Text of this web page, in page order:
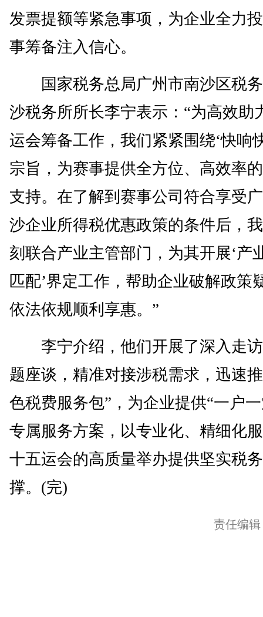
发票提额等紧急事项，为企业全力
事筹备注入信心。
国家税务总局广州市南沙区税
沙税务所所长李宁表示：“为高效助
运会筹备工作，我们紧紧围绕‘快响
宗旨，为赛事提供全方位、高效率
支持。在了解到赛事公司符合享受
沙企业所得税优惠政策的条件后，
刻联合产业主管部门，为其开展‘产
匹配’界定工作，帮助企业破解政策
依法依规顺利享惠。”
李宁介绍，他们开展了深入走
题座谈，精准对接涉税需求，迅速
色税费服务包”，为企业提供“一户
专属服务方案，以专业化、精细化
十五运会的高质量举办提供坚实税
撑。(完)
责任编